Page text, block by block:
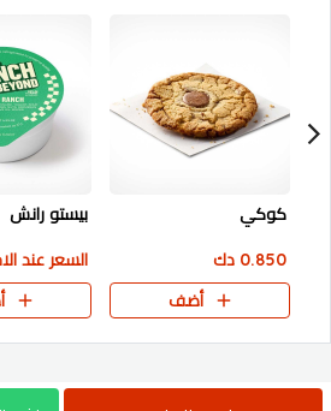
كوكي
0.850 دك
أضف
بيستو رانش
السعر عند